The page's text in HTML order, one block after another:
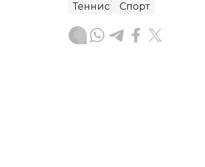
Теннис Спорт